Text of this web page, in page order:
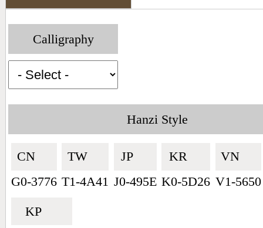
Calligraphy
Hanzi Style
CN🇨🇳
G0-3776
TW🇹🇼
T1-4A41
JP🇯🇵
J0-495E
KR🇰🇷
K0-5D26
VN🇻🇳
V1-5650
KP🇰🇵